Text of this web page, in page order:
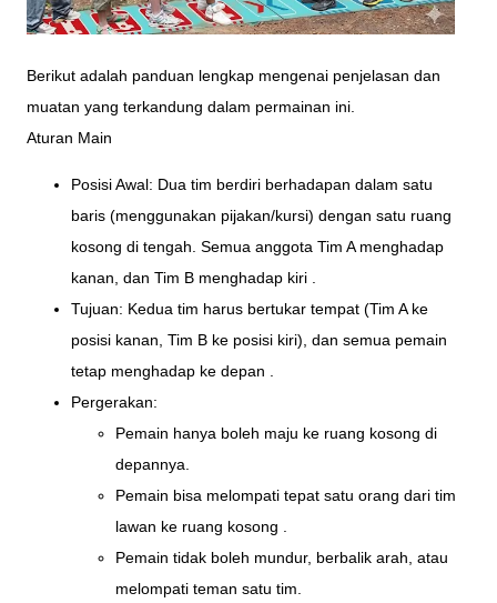
Berikut adalah panduan lengkap mengenai penjelasan dan
muatan yang terkandung dalam permainan ini.
Aturan Main
Posisi Awal: Dua tim berdiri berhadapan dalam satu
baris (menggunakan pijakan/kursi) dengan satu ruang
kosong di tengah. Semua anggota Tim A menghadap
kanan, dan Tim B menghadap kiri .
Tujuan: Kedua tim harus bertukar tempat (Tim A ke
posisi kanan, Tim B ke posisi kiri), dan semua pemain
tetap menghadap ke depan .
Pergerakan:
Pemain hanya boleh maju ke ruang kosong di
depannya.
Pemain bisa melompati tepat satu orang dari tim
lawan ke ruang kosong .
Pemain tidak boleh mundur, berbalik arah, atau
melompati teman satu tim.